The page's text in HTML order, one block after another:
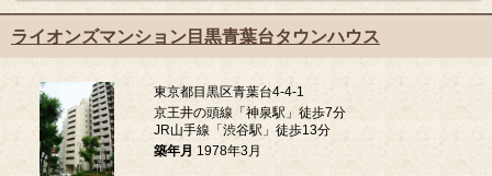
ライオンズマンション目黒青葉台タウンハウス
東京都目黒区青葉台4-4-1
京王井の頭線「神泉駅」徒歩7分
JR山手線「渋谷駅」徒歩13分
築年月 1978年3月